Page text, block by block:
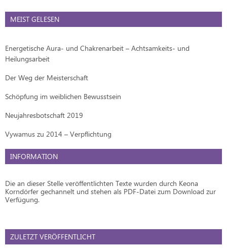
MEIST GELESEN
Energetische Aura- und Chakrenarbeit – Achtsamkeits- und
Heilungsarbeit
Der Weg der Meisterschaft
Schöpfung im weiblichen Bewusstsein
Neujahresbotschaft 2019
Vywamus zu 2014 – Verpflichtung
INFORMATION
Die an dieser Stelle veröffentlichten Texte wurden durch Keona
Korndörfer gechannelt und stehen als PDF-Datei zum Download zur
Verfügung.
ZULETZT VERÖFFENTLICHT